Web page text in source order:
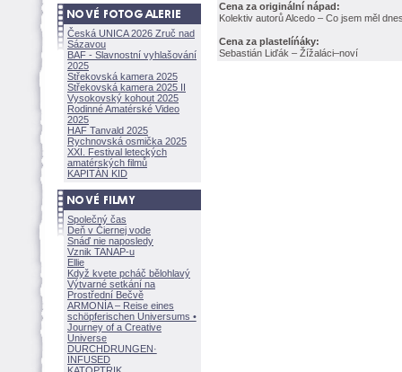
Česká UNICA 2026 Zruč nad
Sázavou
BAF - Slavnostní vyhlašování
2025
Střekovská kamera 2025
Střekovská kamera 2025 II
Vysokovský kohout 2025
Rodinné Amatérské Video
2025
HAF Tanvald 2025
Rychnovská osmička 2025
XXI. Festival leteckých
amatérských filmů
KAPITÁN KID
Společný čas
Deň v Čiernej vode
Snáď nie naposledy
Vznik TANAP-u
Ellie
Když kvete pcháč bělohlavý
Výtvarné setkání na
Prostřední Bečvě
ARMONÍA – Reise eines
schöpferischen Universums •
Journey of a Creative
Universe
DURCHDRUNGEN·
INFUSED
Cena za originální nápad:
Kolektiv autorů Alcedo – Co jsem měl
Cena za plastelíńáky:
Sebastián Liďák – Žížaláci–noví